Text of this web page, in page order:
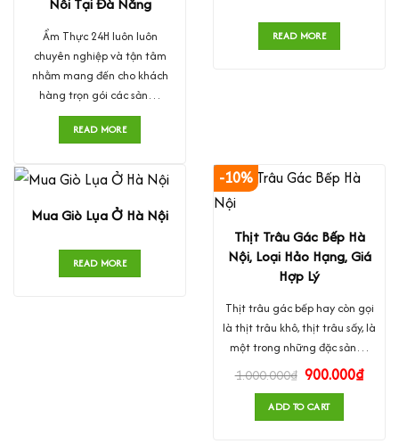
Ẩm Thực 24H luôn luôn
chuyên nghiệp và tận tâm
nhằm mang đến cho khách
hàng trọn gói các sản…
READ MORE
READ MORE
Mua Giò Lụa Ở Hà Nội
READ MORE
-10%
Thịt Trâu Gác Bếp Hà
Nội, Loại Hảo Hạng, Giá
Hợp Lý
Thịt trâu gác bếp hay còn gọi
là thịt trâu khô, thịt trâu sấy, là
một trong những đặc sản…
1.000.000₫ 900.000₫
ADD TO CART